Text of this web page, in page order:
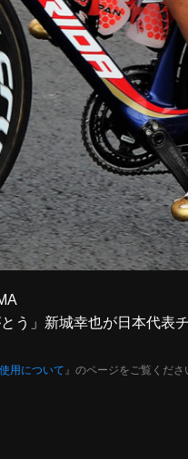
う」新城幸也が日本代
用について 』のページをご覧くださ